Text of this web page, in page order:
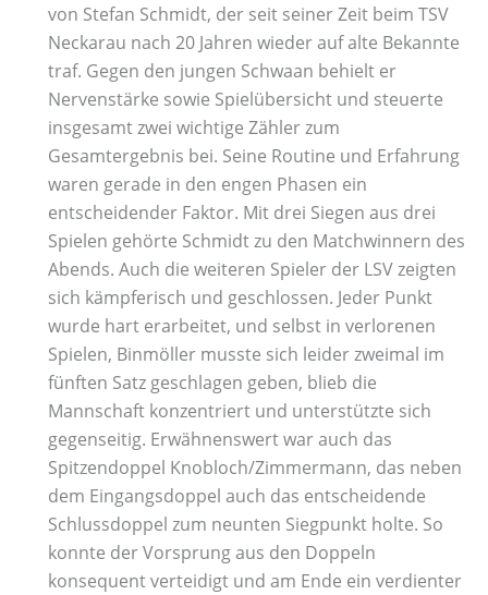
von Stefan Schmidt, der seit seiner Zeit beim TSV
Neckarau nach 20 Jahren wieder auf alte Bekannte
traf. Gegen den jungen Schwaan behielt er
Nervenstärke sowie Spielübersicht und steuerte
insgesamt zwei wichtige Zähler zum
Gesamtergebnis bei. Seine Routine und Erfahrung
waren gerade in den engen Phasen ein
entscheidender Faktor. Mit drei Siegen aus drei
Spielen gehörte Schmidt zu den Matchwinnern des
Abends. Auch die weiteren Spieler der LSV zeigten
sich kämpferisch und geschlossen. Jeder Punkt
wurde hart erarbeitet, und selbst in verlorenen
Spielen, Binmöller musste sich leider zweimal im
fünften Satz geschlagen geben, blieb die
Mannschaft konzentriert und unterstützte sich
gegenseitig. Erwähnenswert war auch das
Spitzendoppel Knobloch/Zimmermann, das neben
dem Eingangsdoppel auch das entscheidende
Schlussdoppel zum neunten Siegpunkt holte. So
konnte der Vorsprung aus den Doppeln
konsequent verteidigt und am Ende ein verdienter